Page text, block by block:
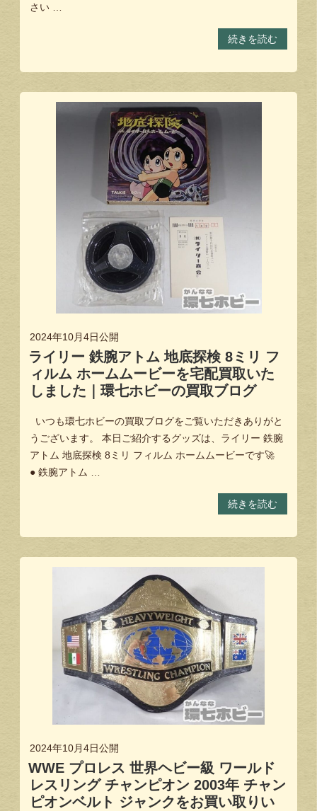
さい …
続きを読む
2024年10月4日公開
ライリー 鉄腕アトム 地底探検 8ミリ フ
ィルム ホームムービーを宅配買取いた
しました｜環七ホビーの買取ブログ
いつも環七ホビーの買取ブログをご覧いただきありがと
うございます。 本日ご紹介するグッズは、ライリー 鉄腕
アトム 地底探検 8ミリ フィルム ホームムービーです🚀
● 鉄腕アトム …
続きを読む
2024年10月4日公開
WWE プロレス 世界ヘビー級 ワールド
レスリング チャンピオン 2003年 チャン
ピオンベルト ジャンクをお買い取りい